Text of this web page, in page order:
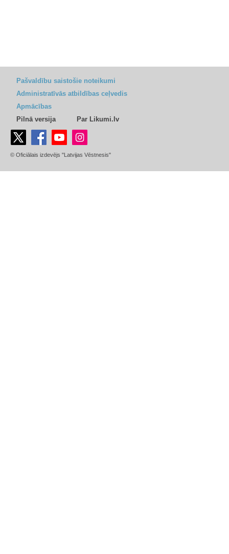
Pašvaldību saistošie noteikumi
Administratīvās atbildības ceļvedis
Apmācības
Pilnā versija
Par Likumi.lv
© Oficiālais izdevējs "Latvijas Vēstnesis"